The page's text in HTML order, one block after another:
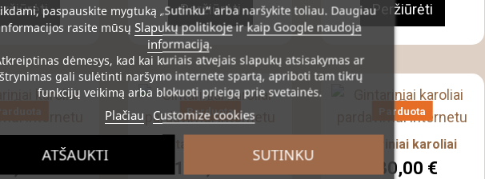
Peržiūrėti Peržiūrėti
karoliai
Parduota
150,00 €
Parduota
Gintariniai karoliai
130,00 €
paspauskite mygtuką „Sutinku“ arba naršykite toliau. Daugiau
rasite mūsų Slapukų politikojeirkaip Google naudoja
informaciją.
dėmesys, kad kai kuriais atvejais slapukų atsisakymas ar
gali sulėtinti naršymo internete spartą, apriboti tam tikrų
funkcijų veikimą arba blokuoti prieigą prie svetainės.
Plačiau Customize cookies
ATŠAUKTI SUTINKU